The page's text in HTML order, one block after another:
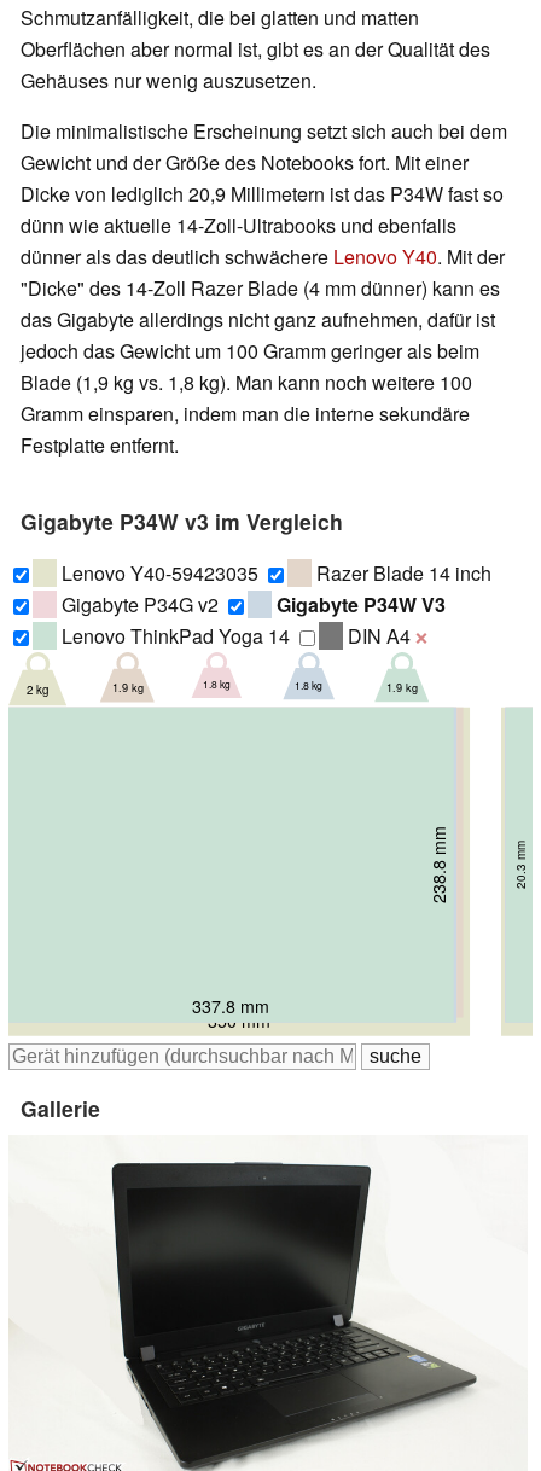
Schmutzanfälligkeit, die bei glatten und matten
Oberflächen aber normal ist, gibt es an der Qualität des
Gehäuses nur wenig auszusetzen.
Die minimalistische Erscheinung setzt sich auch bei dem
Gewicht und der Größe des Notebooks fort. Mit einer
Dicke von lediglich 20,9 Millimetern ist das P34W fast so
dünn wie aktuelle 14-Zoll-Ultrabooks und ebenfalls
dünner als das deutlich schwächere Lenovo Y40. Mit der
"Dicke" des 14-Zoll Razer Blade (4 mm dünner) kann es
das Gigabyte allerdings nicht ganz aufnehmen, dafür ist
jedoch das Gewicht um 100 Gramm geringer als beim
Blade (1,9 kg vs. 1,8 kg). Man kann noch weitere 100
Gramm einsparen, indem man die interne sekundäre
Festplatte entfernt.
Gigabyte P34W v3 im Vergleich
Lenovo Y40-59423035
Razer Blade 14 inch
Gigabyte P34G v2
Gigabyte P34W V3
Lenovo ThinkPad Yoga 14
DIN A4 ❌
350 mm
249 mm 23.8 mm
2 kg
345 mm
235 mm 17 mm
1.9 kg
340 mm
239 mm 21 mm
1.8 kg
340 mm
239 mm 20.9 mm
1.8 kg
337.8 mm
238.8 mm 20.3 mm
1.9 kg
Gallerie